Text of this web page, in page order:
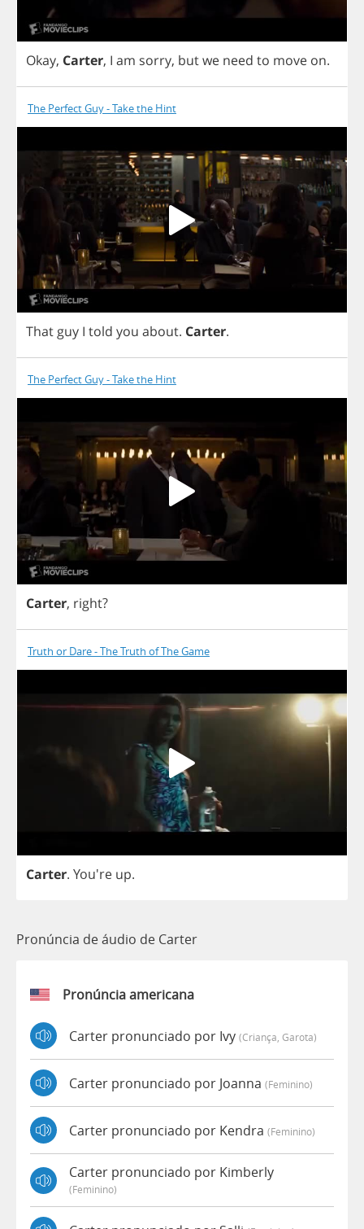
Okay, Carter, I am sorry, butwe need to move on.
The Perfect Guy - Take the Hint
That guy I told you about. Carter.
The Perfect Guy - Take the Hint
Carter, right?
Truth or Dare - The Truth of The Game
Carter. You're up.
Pronúncia de áudio de Carter
Pronúncia americana
Carter pronunciado por Ivy (criança, Garota)
Carter pronunciado por Joanna (feminino)
Carter pronunciado por Kendra (feminino)
Carter pronunciado por Kimberly
(feminino)